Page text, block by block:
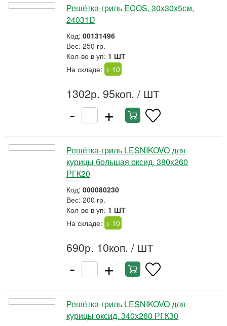
Решётка-гриль ECOS, 30х30х5см,
24031D
Код: 00131496
Вес: 250 гр.
Кол-во в уп: 1 ШТ
На складе: > 10
1302р. 95коп. / ШТ
- +
Решётка-гриль LESNIKOVO для
курицы большая оксид. 380х260
РГК20
Код: 000080230
Вес: 200 гр.
Кол-во в уп: 1 ШТ
На складе: > 10
690р. 10коп. / ШТ
- +
Решётка-гриль LESNIKOVO для
курицы оксид. 340х260 РГК30